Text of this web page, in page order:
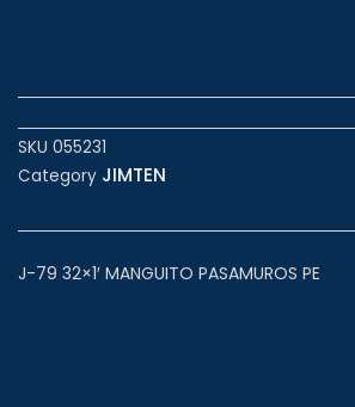
SKU 055231
Category JIMTEN
J-79 32×1′ MANGUITO PASAMUROS PE